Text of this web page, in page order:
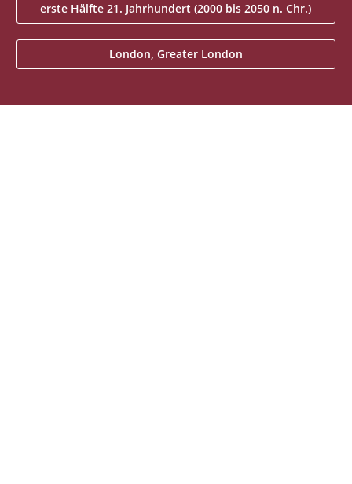
erste Hälfte 21. Jahrhundert (2000 bis 2050 n. Chr.)
London, Greater London